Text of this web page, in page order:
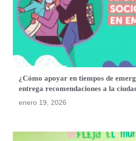
¿Cómo apoyar en tiempos de
entrega recomendaciones a la
enero 19, 2026